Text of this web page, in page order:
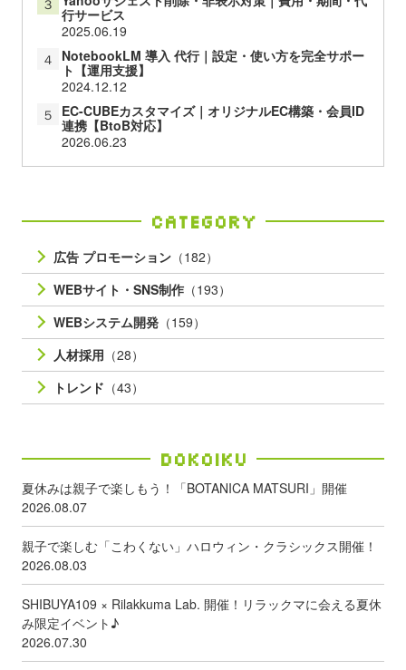
行サービス
2025.06.19
４ NotebookLM 導入 代行｜設定・使い方を完全サポー
ト【運用支援】
2024.12.12
５ EC-CUBEカスタマイズ｜オリジナルEC構築・会員ID
連携【BtoB対応】
2026.06.23
Category
広告 プロモーション （182）
WEBサイト・SNS制作 （193）
WEBシステム開発 （159）
人材採用 （28）
トレンド （43）
Dokoiku
夏休みは親子で楽しもう！「BOTANICA MATSURI」開催
2026.08.07
親子で楽しむ「こわくない」ハロウィン・クラシックス開催！
2026.08.03
SHIBUYA109 × Rilakkuma Lab. 開催！リラックマに会える夏休
み限定イベント♪
2026.07.30